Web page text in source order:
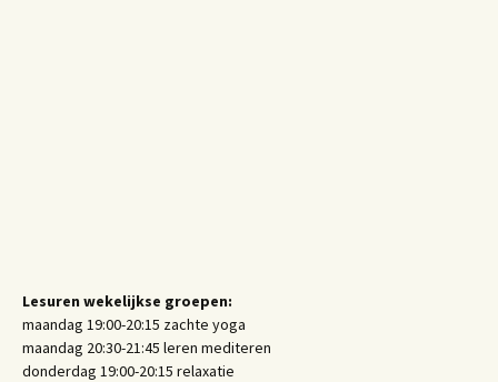
Lesuren wekelijkse groepen:
maandag 19:00-20:15 zachte yoga
maandag 20:30-21:45 leren mediteren
donderdag 19:00-20:15 relaxatie